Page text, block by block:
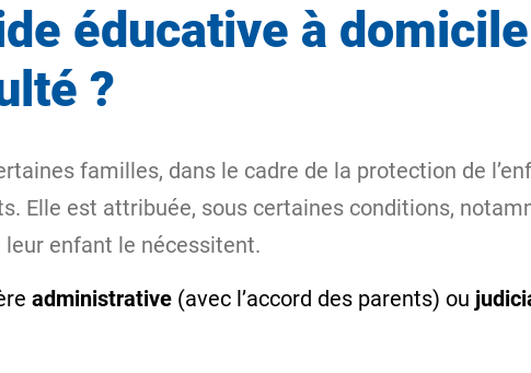
éducative à
?
familles, dans le cadre de la protection de
Elle est attribuée, sous certaines conditions,
leur enfant le nécessitent.
administrative (avec l’accord des parents) ou